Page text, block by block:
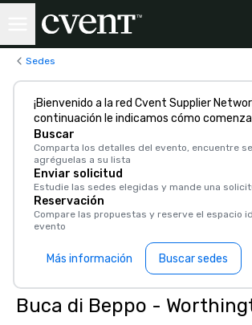
Sedes
¡Bienvenido a la red Cvent Supplier
continuación le indicamos cómo
Buscar
Comparta los detalles del evento, encuentre
agréguelas a su lista
Enviar solicitud
Estudie las sedes elegidas y mande una
Reservación
Compare las propuestas y reserve el espacio
evento
Más información Buscar sedes
Buca di Beppo -